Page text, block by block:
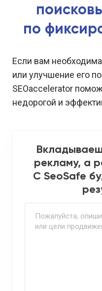
по
Если вам необходима
или улучшение его
SEOaccelerator
недорогой и
рекламу, а
С SeoSafe